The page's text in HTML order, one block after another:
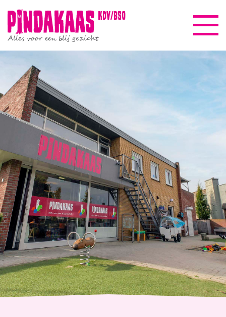
kdv/bso
Alles voor een blij gezicht
Pindakaasreis
Informatie
Beleid & kwaliteit
Gezinscoach
Nieuws